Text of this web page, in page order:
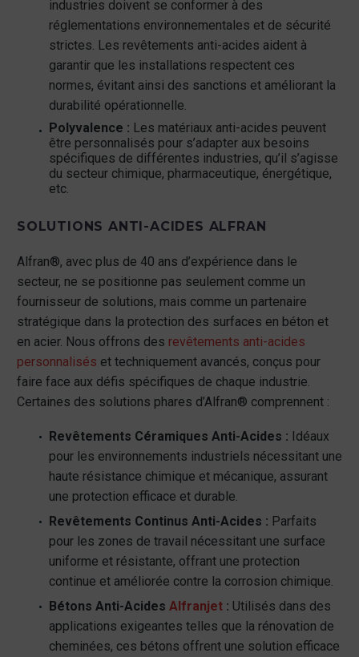
industries doivent se conformer à des
réglementations environnementales et de sécurité
strictes. Les revêtements anti-acides aident à
garantir que les installations respectent ces
normes, évitant ainsi des sanctions et améliorant la
durabilité opérationnelle.
Polyvalence : Les matériaux anti-acides peuvent
être personnalisés pour s’adapter aux besoins
spécifiques de différentes industries, qu’il s’agisse
du secteur chimique, pharmaceutique, énergétique,
etc.
SOLUTIONS ANTI-ACIDES ALFRAN
Alfran®, avec plus de 40 ans d’expérience dans le
secteur, ne se positionne pas seulement comme un
fournisseur de solutions, mais comme un partenaire
stratégique dans la protection des surfaces en béton et
en acier. Nous offrons des revêtements anti-acides
personnalisés et techniquement avancés, conçus pour
faire face aux défis spécifiques de chaque industrie.
Certaines des solutions phares d’Alfran® comprennent :
Revêtements Céramiques Anti-Acides : Idéaux
pour les environnements industriels nécessitant une
haute résistance chimique et mécanique, assurant
une protection efficace et durable.
Revêtements Continus Anti-Acides : Parfaits
pour les zones de travail nécessitant une surface
uniforme et résistante, offrant une protection
continue et améliorée contre la corrosion chimique.
Bétons Anti-Acides Alfranjet : Utilisés dans des
applications exigeantes telles que la rénovation de
cheminées, ces bétons offrent une solution efficace